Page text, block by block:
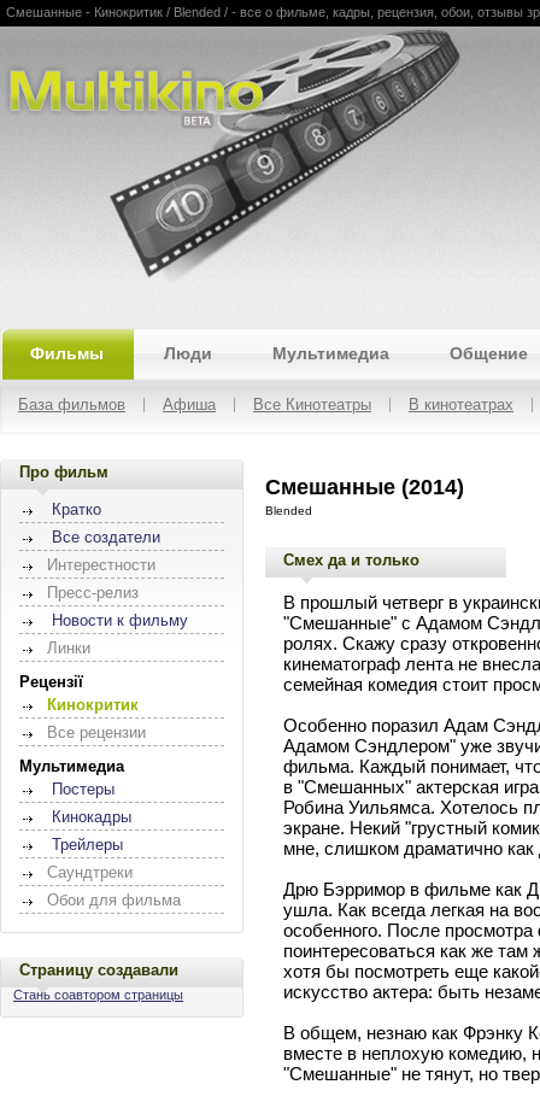
Multikino
Смешанные - Кинокритик / Blended / - все о фильме, кадры, рецензия, обои, отзывы
Фильмы Люди Мультимедиа Общение
База фильмов Афиша Все Кинотеатры В кинотеатрах
Про фильм
Кратко
Все создатели
Интерестности
Пресс-релиз
Новости к фильму
Линки
Рецензії
Кинокритик
Все рецензии
Мультимедиа
Постеры
Кинокадры
Трейлеры
Саундтреки
Обои для фильма
Страницу создавали
Стань соавтором страницы
Смешанные (2014)
Blended
Смех да и только
В прошлый четверг в
"Смешанные" с Адамом
ролях. Скажу сразу
кинематограф лента не
семейная комедия стоит
Особенно поразил Адам
Адамом Сэндлером" уже
фильма. Каждый понимает,
в "Смешанных" актерская
Робина Уильямса. Хотелось
экране. Некий "грустный
мне, слишком драматично
Дрю Бэрримор в фильме как
ушла. Как всегда легкая на
особенного. После просмотра
поинтересоваться как же
хотя бы посмотреть еще
искусство актера: быть
В общем, незнаю как Фрэнку
вместе в неплохую комедию,
"Смешанные" не тянут, но